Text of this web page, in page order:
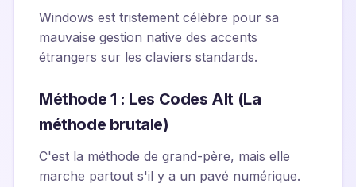
Windows est tristement célèbre pour sa
mauvaise gestion native des accents
étrangers sur les claviers standards.
Méthode 1 : Les Codes Alt (La
méthode brutale)
C'est la méthode de grand-père, mais elle
marche partout s'il y a un pavé numérique.